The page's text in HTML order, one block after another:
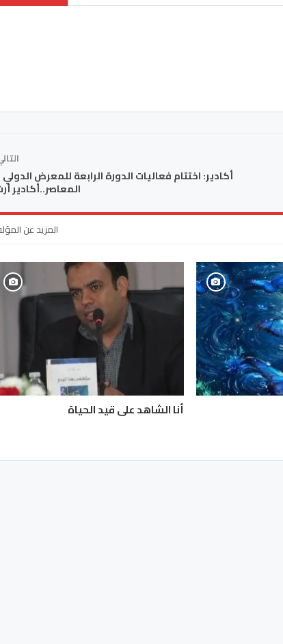
أكادير: اختتام فعاليات الدورة الرابعة للمعرض
المعاصر..أكادير
المزيد عن
أنا الشاهد على قيد الحياة